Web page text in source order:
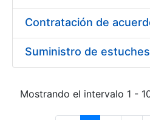
Mostrando el intervalo 1 -